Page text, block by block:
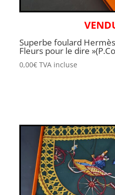
Superbe foulard
Fleurs pour le dire
0,00€ TVA incluse